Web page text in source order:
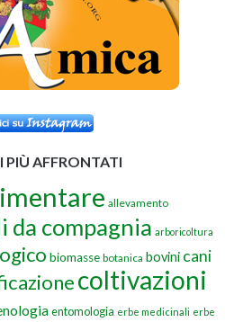
PIÙ AFFRONTATI
allevamento
da compagnia arboricoltura
biomasse botanica bovini cani
coltivazioni
entomologia erbe medicinali erbe